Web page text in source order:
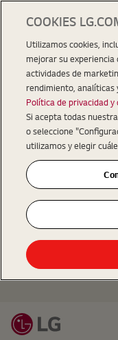
COOKIES
Utilizamos cookies,
mejorar su experiencia
actividades de
rendimiento, analíticas
Política de privacidad
Si acepta todas
o seleccione
utilizamos y elegir